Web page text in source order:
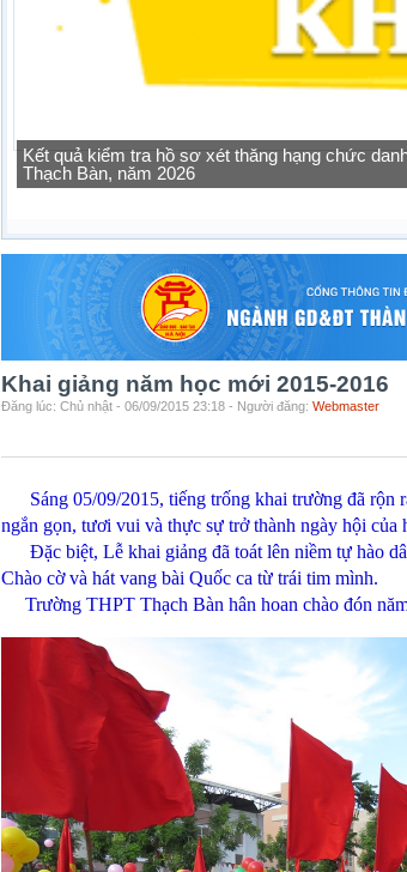
Tra cứu thông tin lớp học của học sinh vào lớp
Khai giảng năm học mới 2015-2016
Đăng lúc: Chủ nhật - 06/09/2015 23:18 - Người đăng: Webmaster
Sáng 05/09/2015, tiếng trống khai trường đã rộn
ngắn gọn, tươi vui và thực sự trở thành ngày hội của
Đặc biệt, Lễ khai giảng đã toát lên niềm tự hào
Chào cờ và hát vang bài Quốc ca từ trái tim mình.
Trường THPT Thạch Bàn hân hoan chào đón